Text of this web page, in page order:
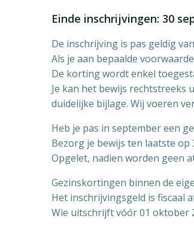
Einde inschrijvingen: 30
De inschrijving is pas geldig
Als je aan bepaalde
De korting wordt enkel
Je kan het bewijs rechtstreeks
duidelijke bijlage. Wij voeren
Heb je pas in september een
Bezorg je bewijs ten laatste
Opgelet, nadien worden geen
Gezinskortingen binnen de
Het inschrijvingsgeld is fiscaal
Wie uitschrijft vóór 01 oktober